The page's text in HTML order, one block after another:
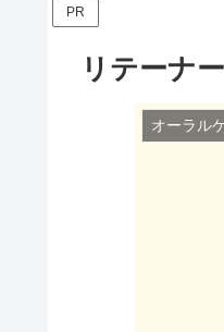
PR
リテーナ
オーラル